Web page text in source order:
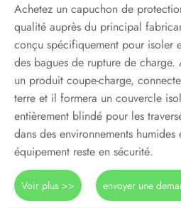
Achetez un capuchon de
qualité auprès du principal
conçu spécifiquement pour isoler
des bagues de rupture de charge.
un produit coupe-charge,
terre et il formera un couvercle
entièrement blindé pour les
dans des environnements
équipement reste en sécurité.
Voir plus >> envoyer une